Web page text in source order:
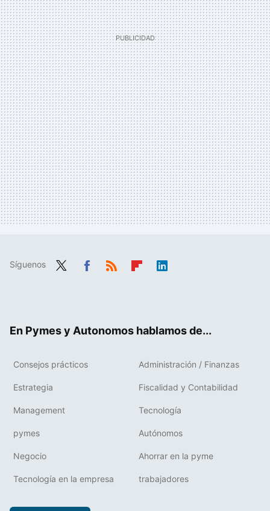
Síguenos
En Pymes y Autonomos hablamos de...
Consejos prácticos Administración / Finanzas
Estrategia Fiscalidad y Contabilidad
Management Tecnología
pymes Autónomos
Negocio Ahorrar en la pyme
Tecnología en la empresa trabajadores